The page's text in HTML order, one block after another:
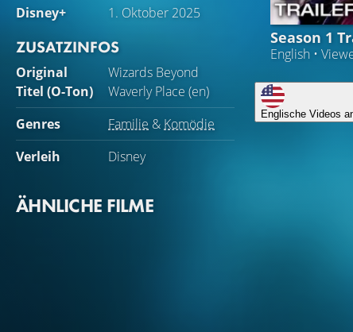
Disney+ 1. Oktober 2025
ZUSATZINFOS
Original
Titel (O-Ton)
Wizards Beyond
Waverly Place (en)
Genres
Familie & Komödie
Verleih
Disney
Season 1
English •
Englische Videos
ÄHNLICHE FILME